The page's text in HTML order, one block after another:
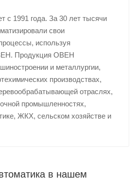
с 1991 года. За 30 лет тысячи
свои
используя
Продукция ОВЕН
и металлургии,
производствах,
отраслях,
промышленностях,
ЖКХ, сельском хозяйстве и
в нашем